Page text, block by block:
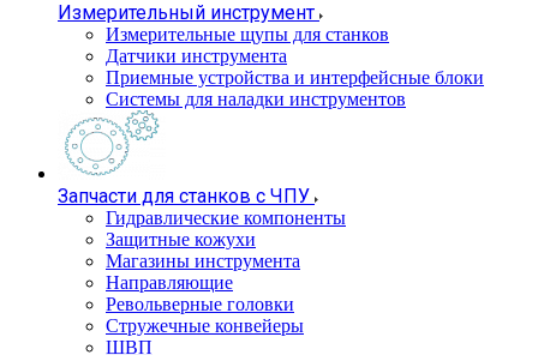
Измерительный инструмент
Измерительные щупы для станков
Датчики инструмента
Приемные устройства и интерфейсные блоки
Системы для наладки инструментов
Запчасти для станков с ЧПУ
Гидравлические компоненты
Защитные кожухи
Магазины инструмента
Направляющие
Револьверные головки
Стружечные конвейеры
ШВП